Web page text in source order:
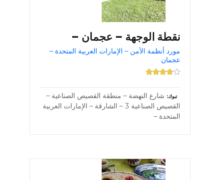
نقطة الوجهة – عجمان –
مورد أنظمة الأمن – الإمارات العربية المتحدة –
عجمان
تبوك
شارع النهضة – منطقة القصيص الصناعية –
القصيص الصناعية 3 – الشارقة – الإمارات العربية
المتحدة –